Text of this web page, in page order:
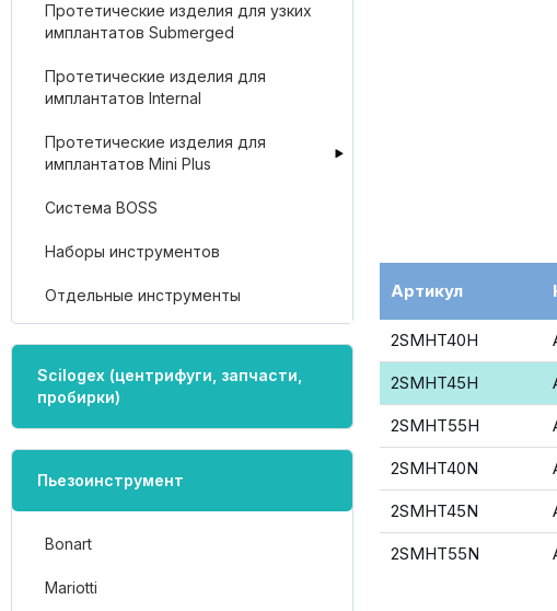
Протетические изделия для узких
имплантатов Submerged
Протетические изделия для
имплантатов Internal
Протетические изделия для
имплантатов Mini Plus
Система BOSS
Наборы инструментов
Отдельные инструменты
Scilogex (центрифуги, запчасти,
пробирки)
Пьезоинструмент
Bonart
Mariotti
Артикул
2SMHT40H
2SMHT45H
2SMHT55H
2SMHT40N
2SMHT45N
2SMHT55N